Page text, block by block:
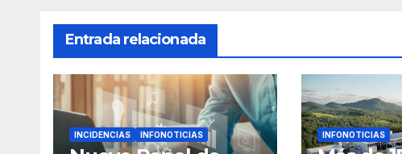
Entrada relacionada
INCIDENCIAS INFONOTICIAS INFONOTICIAS